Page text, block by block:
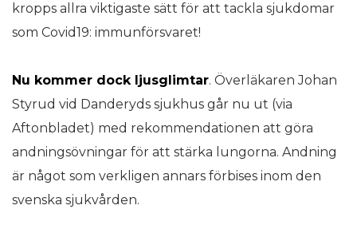
kropps allra viktigaste sätt för att tackla sjukdomar
som Covid19: immunförsvaret!
Nu kommer dock ljusglimtar. Överläkaren Johan
Styrud vid Danderyds sjukhus går nu ut (via
Aftonbladet) med rekommendationen att göra
andningsövningar för att stärka lungorna. Andning
är något som verkligen annars förbises inom den
svenska sjukvården.